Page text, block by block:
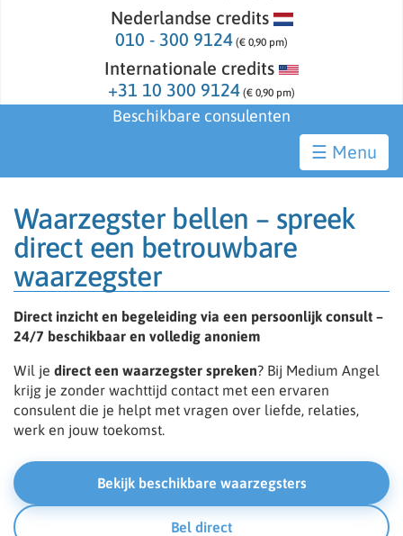
Nederlandse credits
010 - 300 9124 (€ 0,90 pm)
Internationale credits
+31 10 300 9124 (€ 0,90 pm)
Beschikbare consulenten
☰
Waarzegster bellen – spreek
direct een betrouwbare
waarzegster
Direct inzicht en begeleiding via een persoonlijk consult –
24/7 beschikbaar en volledig anoniem
Wil je direct een waarzegster spreken? Bij Medium Angel
krijg je zonder wachttijd contact met een ervaren
consulent die je helpt met vragen over liefde, relaties,
werk en jouw toekomst.
Bekijk beschikbare waarzegsters
Bel direct